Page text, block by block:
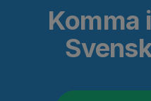
Komma